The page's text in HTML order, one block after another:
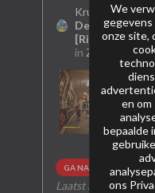
Kruitveteraan
De Rijswijkse
[Rijswijk]
in Zuid-Holland
GA NAAR BERICHT
Laatst bewerkt
We
onze site,
en
bepaalde
ons